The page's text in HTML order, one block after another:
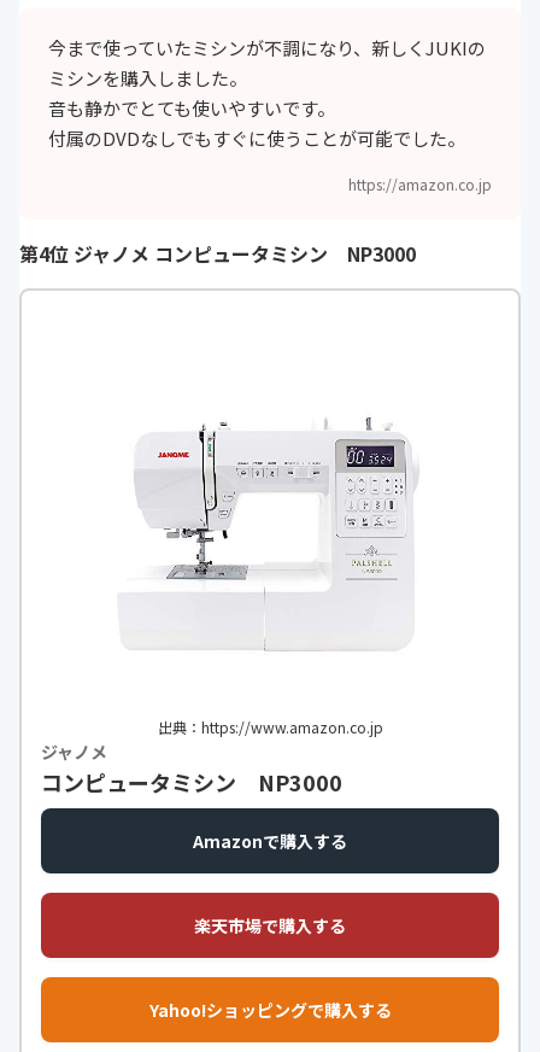
今まで使っていたミシンが不調になり、新しくJUKIの
ミシンを購入しました。
音も静かでとても使いやすいです。
付属のDVDなしでもすぐに使うことが可能でした。
https://amazon.co.jp
第4位 ジャノメ コンピュータミシン NP3000
出典：https://www.amazon.co.jp
ジャノメ
コンピュータミシン NP3000
Amazonで購入する
楽天市場で購入する
Yahoo!ショッピングで購入する